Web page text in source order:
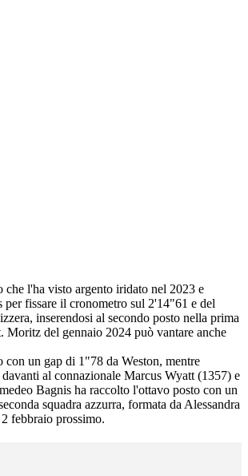
l'ha visto argento iridato nel 2023 e
fissare il cronometro sul 2'14"61 e del
inserendosi al secondo posto nella prima
Moritz del gennaio 2024 può vantare anche
un gap di 1"78 da Weston, mentre
al connazionale Marcus Wyatt (1357) e
Bagnis ha raccolto l'ottavo posto con un
squadra azzurra, formata da Alessandra
febbraio prossimo.